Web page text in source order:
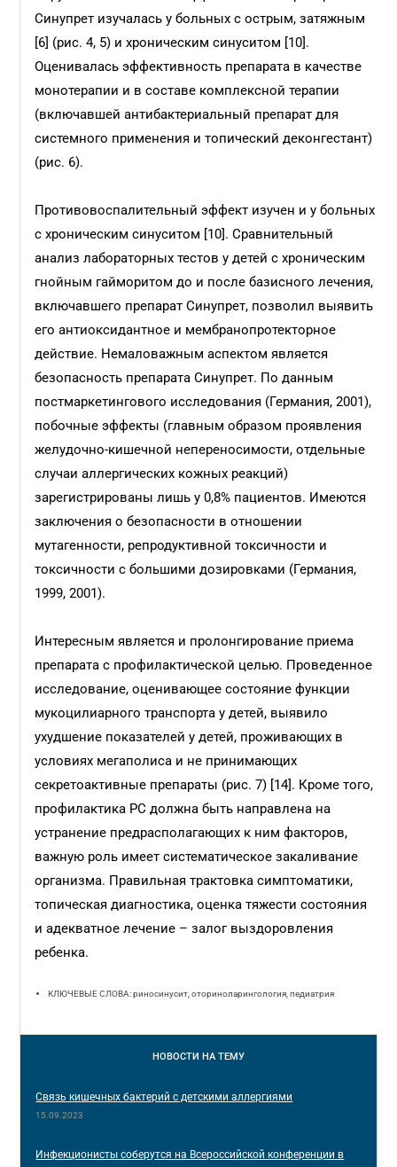
Синупрет изучалась у больных с острым, затяжным
[6] (рис. 4, 5) и хроническим синуситом [10].
Оценивалась эффективность препарата в качестве
монотерапии и в составе комплексной терапии
(включавшей антибактериальный препарат для
системного применения и топический деконгестант)
(рис. 6).
Противовоспалительный эффект изучен и у больных
с хроническим синуситом [10]. Сравнительный
анализ лабораторных тестов у детей с хроническим
гнойным гайморитом до и после базисного лечения,
включавшего препарат Синупрет, позволил выявить
его антиоксидантное и мембранопротекторное
действие. Немаловажным аспектом является
безопасность препарата Синупрет. По данным
постмаркетингового исследования (Германия, 2001),
побочные эффекты (главным образом проявления
желудочно-кишечной непереносимости, отдельные
случаи аллергических кожных реакций)
зарегистрированы лишь у 0,8% пациентов. Имеются
заключения о безопасности в отношении
мутагенности, репродуктивной токсичности и
токсичности с большими дозировками (Германия,
1999, 2001).
Интересным является и пролонгирование приема
препарата с профилактической целью. Проведенное
исследование, оценивающее состояние функции
мукоцилиарного транспорта у детей, выявило
ухудшение показателей у детей, проживающих в
условиях мегаполиса и не принимающих
секретоактивные препараты (рис. 7) [14]. Кроме того,
профилактика РС должна быть направлена на
устранение предрасполагающих к ним факторов,
важную роль имеет систематическое закаливание
организма. Правильная трактовка симптоматики,
топическая диагностика, оценка тяжести состояния
и адекватное лечение – залог выздоровления
ребенка.
КЛЮЧЕВЫЕ СЛОВА: риносинусит, оториноларингология, педиатрия
НОВОСТИ НА ТЕМУ
Связь кишечных бактерий с детскими аллергиями
15.09.2023
Инфекционисты соберутся на Всероссийской конференции в